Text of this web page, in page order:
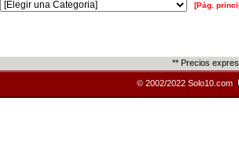
[Pág.
** Precios
© 2002/2022 Solo10.com